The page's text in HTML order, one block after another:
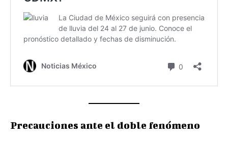
Precauciones ante el doble fenómeno